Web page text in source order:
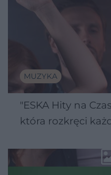
MUZYKA
"ESKA Hity na
która rozkręci